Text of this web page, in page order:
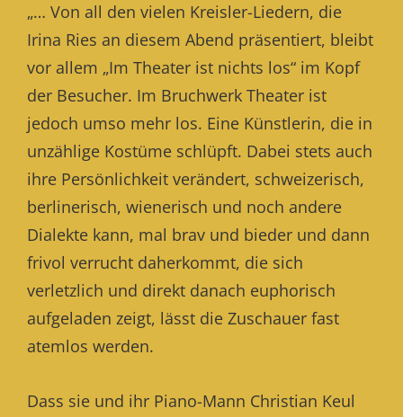
„… Von all den vielen Kreisler-Liedern, die
Irina Ries an diesem Abend präsentiert, bleibt
vor allem „Im Theater ist nichts los“ im Kopf
der Besucher. Im Bruchwerk Theater ist
jedoch umso mehr los. Eine Künstlerin, die in
unzählige Kostüme schlüpft. Dabei stets auch
ihre Persönlichkeit verändert, schweizerisch,
berlinerisch, wienerisch und noch andere
Dialekte kann, mal brav und bieder und dann
frivol verrucht daherkommt, die sich
verletzlich und direkt danach euphorisch
aufgeladen zeigt, lässt die Zuschauer fast
atemlos werden.
Dass sie und ihr Piano-Mann Christian Keul